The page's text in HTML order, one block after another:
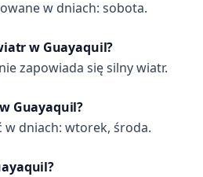
w dniach: sobota.
w Guayaquil?
zapowiada się silny wiatr.
Guayaquil?
w dniach: wtorek, środa.